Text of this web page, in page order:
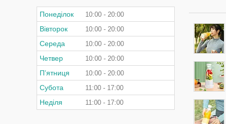
Понеділок 10:00 20:00
Вівторок 10:00 20:00
Середа 10:00 20:00
Четвер 10:00 20:00
Пʼятниця 10:00 20:00
Субота 11:00 17:00
Неділя 11:00 17:00